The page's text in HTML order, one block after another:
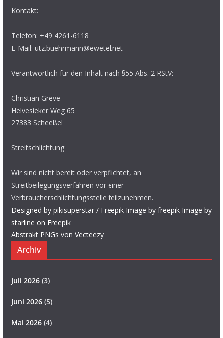
Kontakt:
Telefon: +49 4261-6118
E-Mail: utz.buehrmann@ewetel.net
Verantwortlich für den Inhalt nach §55 Abs. 2 RStV:
Christian Greve
Helvesieker Weg 65
27383 Scheeßel
Streitschlichtung
Wir sind nicht bereit oder verpflichtet, an
Streitbeilegungsverfahren vor einer
Verbraucherschlichtungsstelle teilzunehmen.
Designed by pikisuperstar / Freepik Image by freepik Image by
starline on Freepik
Abstrakt PNGs von Vecteezy
Archiv
Juli 2026(3)
Juni 2026(5)
Mai 2026(4)